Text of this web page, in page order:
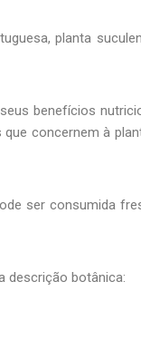
planta
benefícios
concernem à
ser consumida
descrição botânica: